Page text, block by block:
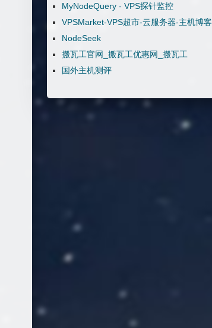
MyNodeQuery - VPS探针监控
VPSMarket-VPS超市-云服务器-主机博客
NodeSeek
搬瓦工官网_搬瓦工优惠网_搬瓦工
国外主机测评